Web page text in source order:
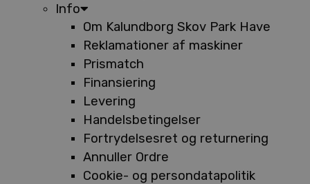
Info
Om Kalundborg Skov Park Have
Reklamationer af maskiner
Prismatch
Finansiering
Levering
Handelsbetingelser
Fortrydelsesret og returnering
Annuller Ordre
Cookie- og persondatapolitik